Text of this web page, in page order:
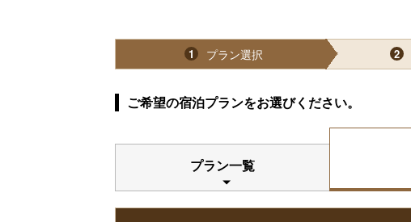
1 プラン選択 2
ご希望の宿泊プランをお選びください。
プラン一覧